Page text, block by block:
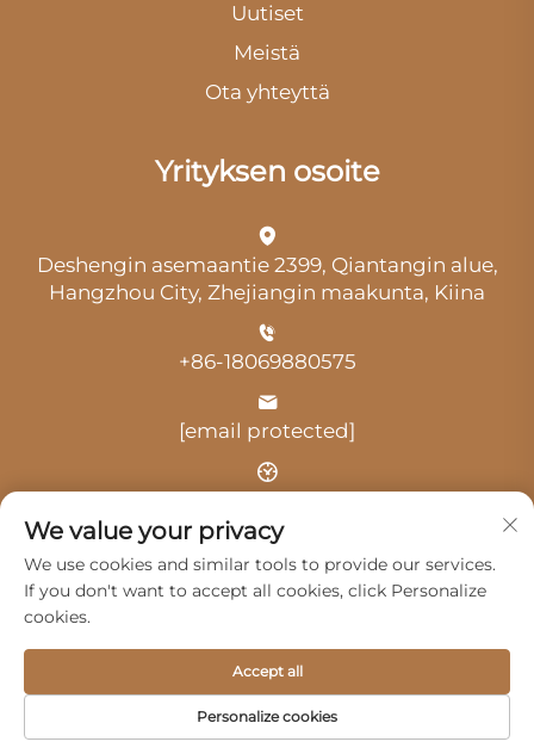
Uutiset
Meistä
Ota yhteyttä
Yrityksen osoite
Deshengin asemaantie 2399, Qiantangin alue,
Hangzhou City, Zhejiangin maakunta, Kiina
+86-18069880575
[email protected]
Tekijänoikeus © 2025 Hangzhou Guangji Automobile
Tietosuojakäytäntö
Palvelut Meistä
We value your privacy
We use cookies and similar tools to provide our services.
If you don't want to accept all cookies, click Personalize
cookies.
Personalize cookies
Accept all